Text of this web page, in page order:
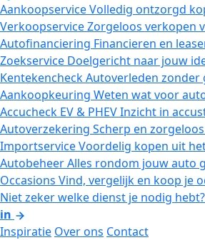
AankoopserviceVolledig ontzorgd
VerkoopserviceZorgeloos verkopen
Autofinanciering Financieren en
Zoekservice Doelgericht naar jouw
KentekencheckAutoverleden zonder
Aankoopkeuring Weten wat voor
Accucheck EV & PHEVInzicht in
Autoverzekering Scherp en
ImportserviceVoordelig kopen uit
AutobeheerAlles rondom jouw auto
Occasions Vind, vergelijk en koop je
Niet zeker welke dienst je nodig hebt?
in
Inspiratie Over ons Contact